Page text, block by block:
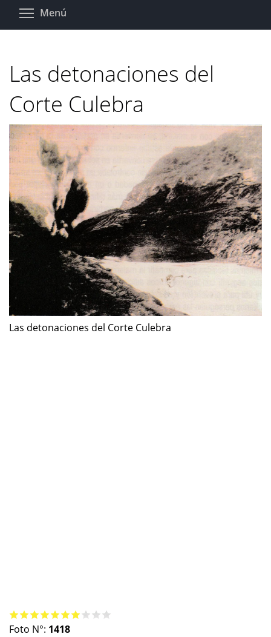
Pasar
Menú
Las detonaciones del
Corte Culebra
Las detonaciones del Corte Culebra
Foto N°: 1418